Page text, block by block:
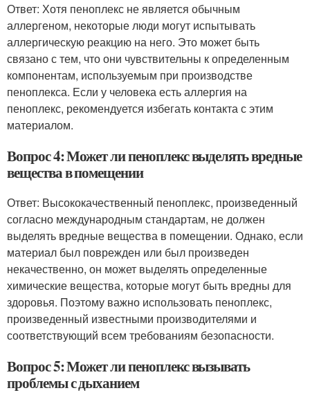
Ответ: Хотя пеноплекс не является обычным
аллергеном, некоторые люди могут испытывать
аллергическую реакцию на него. Это может быть
связано с тем, что они чувствительны к определенным
компонентам, используемым при производстве
пеноплекса. Если у человека есть аллергия на
пеноплекс, рекомендуется избегать контакта с этим
материалом.
Вопрос 4: Может ли пеноплекс выделять вредные
вещества в помещении
Ответ: Высококачественный пеноплекс, произведенный
согласно международным стандартам, не должен
выделять вредные вещества в помещении. Однако, если
материал был поврежден или был произведен
некачественно, он может выделять определенные
химические вещества, которые могут быть вредны для
здоровья. Поэтому важно использовать пеноплекс,
произведенный известными производителями и
соответствующий всем требованиям безопасности.
Вопрос 5: Может ли пеноплекс вызывать
проблемы с дыханием